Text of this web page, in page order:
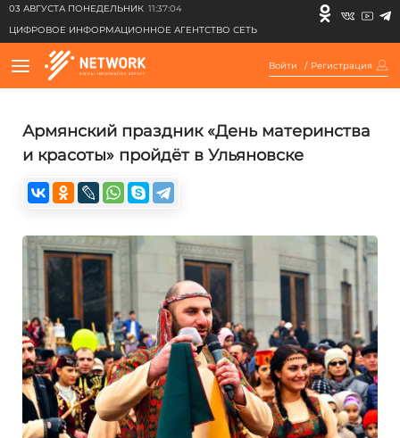
03 АВГУСТА ПОНЕДЕЛЬНИК 11:37:04
ЦИФРОВОЕ ИНФОРМАЦИОННОЕ АГЕНТСТВО СЕТЬ
Войти / Регистрация
Армянский праздник «День материнства
и красоты» пройдёт в Ульяновске